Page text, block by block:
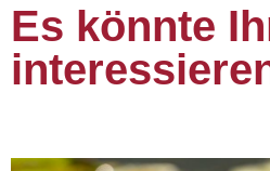
Es könnte